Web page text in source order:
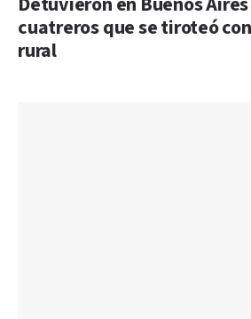
cuatreros que se tiroteó
rural